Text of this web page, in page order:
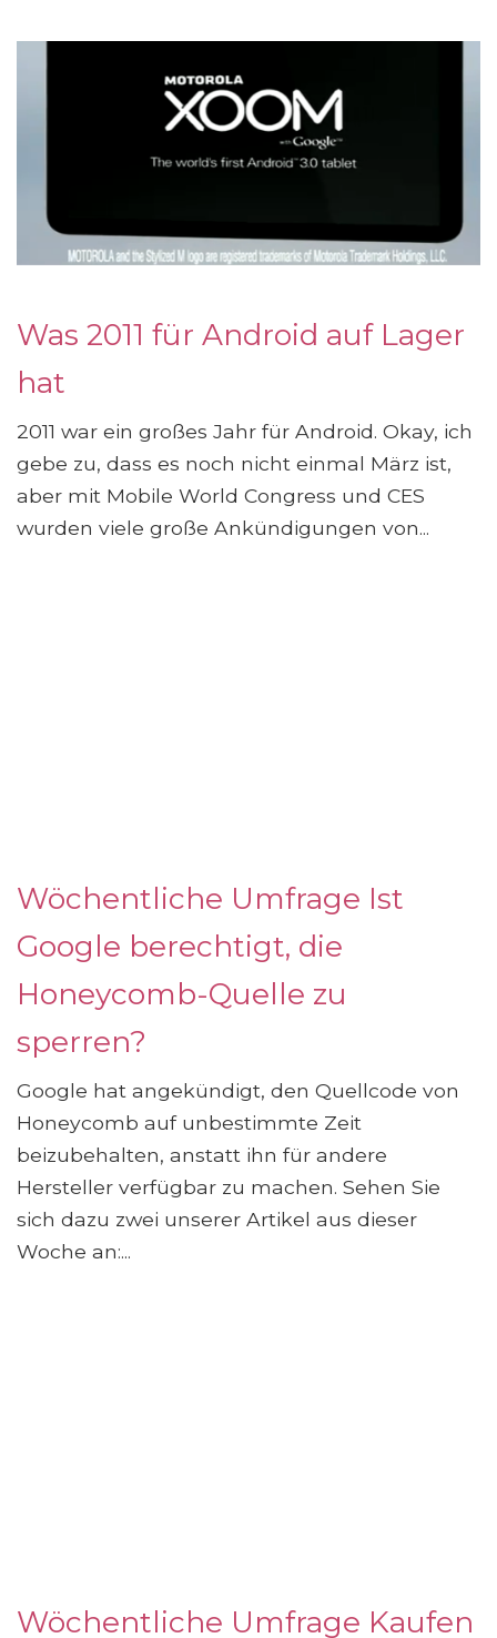
Was 2011 für Android auf Lager
hat
2011 war ein großes Jahr für Android. Okay, ich
gebe zu, dass es noch nicht einmal März ist,
aber mit Mobile World Congress und CES
wurden viele große Ankündigungen von...
Wöchentliche Umfrage Ist
Google berechtigt, die
Honeycomb-Quelle zu
sperren?
Google hat angekündigt, den Quellcode von
Honeycomb auf unbestimmte Zeit
beizubehalten, anstatt ihn für andere
Hersteller verfügbar zu machen. Sehen Sie
sich dazu zwei unserer Artikel aus dieser
Woche an:...
Wöchentliche Umfrage Kaufen